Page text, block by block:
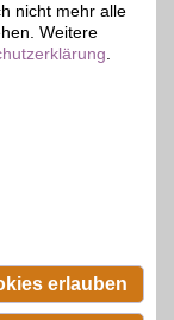
nicht mehr alle
Weitere
erlauben